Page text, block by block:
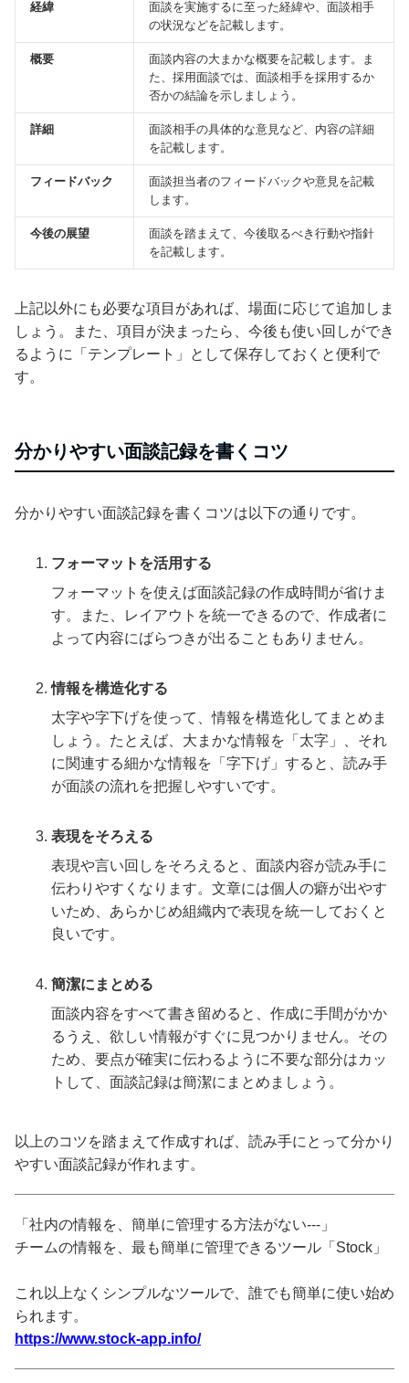
経緯
面談を実施するに至った経緯や、面談相手
の状況などを記載します。
概要
面談内容の大まかな概要を記載します。ま
た、採用面談では、面談相手を採用するか
否かの結論を示しましょう。
詳細
面談相手の具体的な意見など、内容の詳細
を記載します。
フィードバック
面談担当者のフィードバックや意見を記載
します。
今後の展望
面談を踏まえて、今後取るべき行動や指針
を記載します。
上記以外にも必要な項目があれば、場面に応じて追加しま
しょう。また、項目が決まったら、今後も使い回しができ
るように「テンプレート」として保存しておくと便利で
す。
分かりやすい面談記録を書くコツ
分かりやすい面談記録を書くコツは以下の通りです。
フォーマットを活用する
フォーマットを使えば面談記録の作成時間が省けま
す。また、レイアウトを統一できるので、作成者に
よって内容にばらつきが出ることもありません。
情報を構造化する
太字や字下げを使って、情報を構造化してまとめま
しょう。たとえば、大まかな情報を「太字」、それ
に関連する細かな情報を「字下げ」すると、読み手
が面談の流れを把握しやすいです。
表現をそろえる
表現や言い回しをそろえると、面談内容が読み手に
伝わりやすくなります。文章には個人の癖が出やす
いため、あらかじめ組織内で表現を統一しておくと
良いです。
簡潔にまとめる
面談内容をすべて書き留めると、作成に手間がかか
るうえ、欲しい情報がすぐに見つかりません。その
ため、要点が確実に伝わるように不要な部分はカッ
トして、面談記録は簡潔にまとめましょう。
以上のコツを踏まえて作成すれば、読み手にとって分かり
やすい面談記録が作れます。
「社内の情報を、簡単に管理する方法がない---」
チームの情報を、最も簡単に管理できるツール「Stock」
これ以上なくシンプルなツールで、誰でも簡単に使い始め
られます。
https://www.stock-app.info/